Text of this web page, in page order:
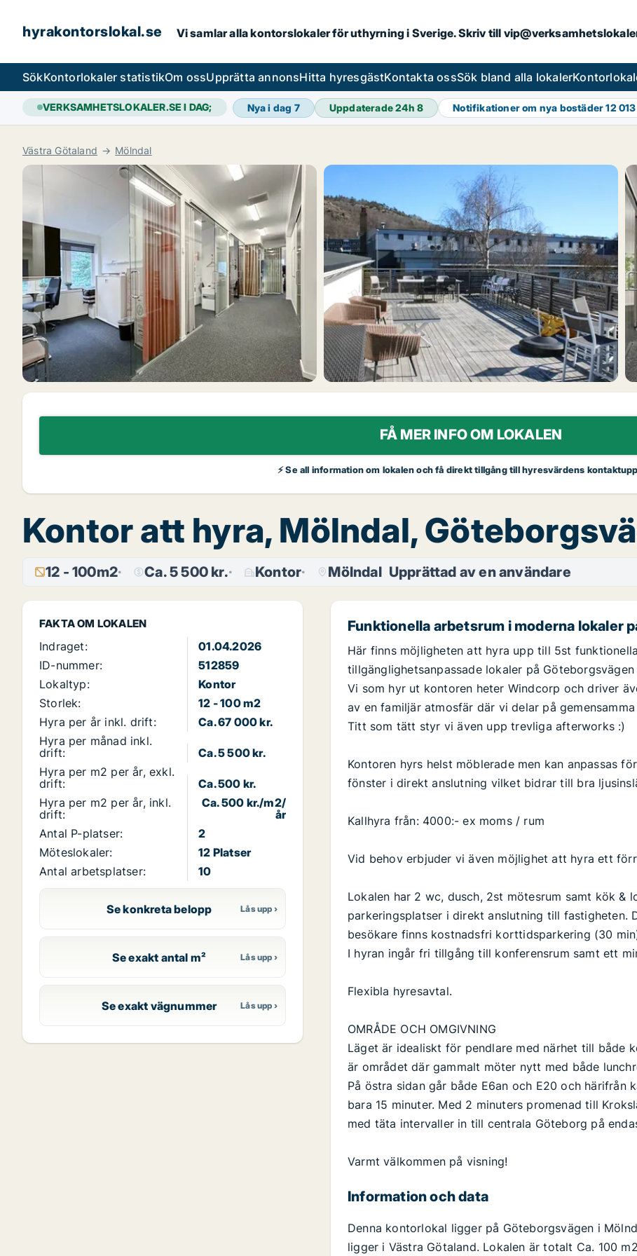
hyrakontorslokal.se Vi samlar alla kontorslokaler för uthyrning i Sverige. Skriv till
SökKontorlokaler statistikOm ossUpprätta annonsHitta hyresgästKontakta ossSök bland alla lokaler
VERKSAMHETSLOKALER.SE I DAG; Nya i dag 7 Uppdaterade 24h8 Notifikationer om nya bostäder12 013
Västra Götaland Mölndal
FÅ MER INFO OM LOKALEN
⚡ Se all information om lokalen och få direkt tillgång till hyresvärdens
Kontor att hyra, Mölndal,
12 - 100m2 Ca. 5 500 kr. Kontor Mölndal Upprättad av en användare
FAKTA OM LOKALEN
Indraget:
01.04.2026
ID-nummer:
512859
Lokaltyp:
Kontor
Storlek:
12 - 100 m2
Hyra per år inkl. drift:
Ca. 67 000 kr.
Hyra per månad inkl.
drift:
Ca. 5 500 kr.
Hyra per m2 per år, exkl.
drift:
Ca. 500 kr.
Hyra per m2 per år, inkl.
drift:
Ca. 500 kr./m2/
år
Antal P-platser:
2
Möteslokaler:
12 Platser
Antal arbetsplatser:
10
Se konkreta belopp
Se exakt antal m²
Se exakt vägnummer
Funktionella arbetsrum i moderna lokaler
Här finns möjligheten att hyra upp till 5st
tillgänglighetsanpassade lokaler på
Vi som hyr ut kontoren heter Windcorp och driver
av en familjär atmosfär där vi delar på
Titt som tätt styr vi även upp trevliga afterworks :)
Kontoren hyrs helst möblerade men kan anpassas
fönster i direkt anslutning vilket bidrar till bra
Kallhyra från: 4000:- ex moms / rum
Vid behov erbjuder vi även möjlighet att hyra ett
Lokalen har 2 wc, dusch, 2st mötesrum samt kök &
parkeringsplatser i direkt anslutning till
besökare finns kostnadsfri korttidsparkering (30
I hyran ingår fri tillgång till konferensrum samt ett
Flexibla hyresavtal.
OMRÅDE OCH OMGIVNING
Läget är idealiskt för pendlare med närhet till både
är området där gammalt möter nytt med både
På östra sidan går både E6an och E20 och
bara 15 minuter. Med 2 minuters promenad till
med täta intervaller in till centrala Göteborg på
Varmt välkommen på visning!
Information och data
Denna kontorlokal ligger på Göteborgsvägen i
ligger i Västra Götaland. Lokalen är totalt Ca. 100